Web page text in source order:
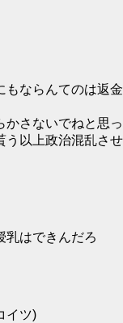
もならんてのは返金
かさないでねと思っ
う以上政治混乱させ
乳はできんだろ
イツ)